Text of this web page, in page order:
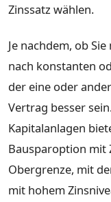
Zinssatz wählen.
Je nachdem, ob
nach konstanten
der eine oder
Vertrag besser
Kapitalanlagen
Bausparoption mit
Obergrenze, mit
mit hohem